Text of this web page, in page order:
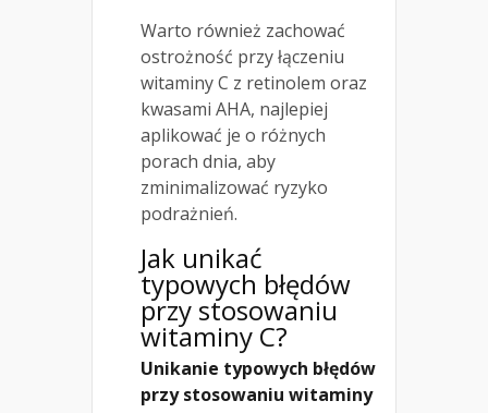
Warto również zachować
ostrożność przy łączeniu
witaminy C z retinolem oraz
kwasami AHA, najlepiej
aplikować je o różnych
porach dnia, aby
zminimalizować ryzyko
podrażnień.
Jak unikać
typowych błędów
przy stosowaniu
witaminy C?
Unikanie typowych błędów
przy stosowaniu witaminy